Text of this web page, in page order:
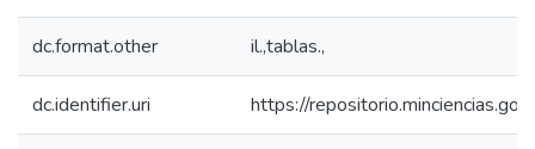
dc.format.other il.,tablas.,
dc.identifier.uri https://